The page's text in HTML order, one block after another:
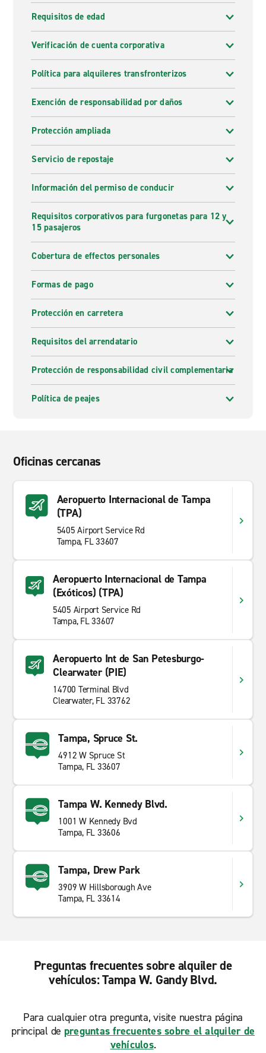
Requisitos de edad
Verificación de cuenta corporativa
Política para alquileres transfronterizos
Exención de responsabilidad por daños
Protección ampliada
Servicio de repostaje
Información del permiso de conducir
Requisitos corporativos para furgonetas para 12 y
15 pasajeros
Cobertura de effectos personales
Formas de pago
Protección en carretera
Requisitos del arrendatario
Protección de responsabilidad civil complementaria
Política de peajes
Oficinas cercanas
Aeropuerto Internacional de Tampa
(TPA)
5405 Airport Service Rd
Tampa, FL 33607
Aeropuerto Internacional de Tampa
(Exóticos) (TPA)
5405 Airport Service Rd
Tampa, FL 33607
Aeropuerto Int de San Petesburgo-
Clearwater (PIE)
14700 Terminal Blvd
Clearwater, FL 33762
Tampa, Spruce St.
4912 W Spruce St
Tampa, FL 33607
Tampa W. Kennedy Blvd.
1001 W Kennedy Bvd
Tampa, FL 33606
Tampa, Drew Park
3909 W Hillsborough Ave
Tampa, FL 33614
Preguntas frecuentes sobre alquiler de
vehículos: Tampa W. Gandy Blvd.
Para cualquier otra pregunta, visite nuestra página
principal de preguntas frecuentes sobre el alquiler de
vehículos.